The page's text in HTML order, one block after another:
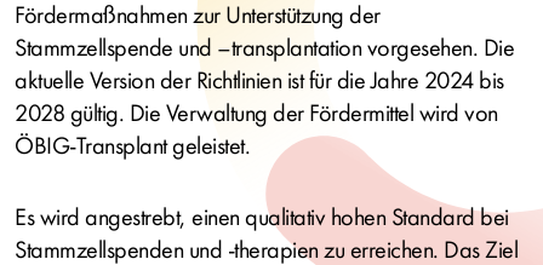
Fördermaßnahmen zur Unterstützung der
Stammzellspende und –transplantation vorgesehen. Die
aktuelle Version der Richtlinien ist für die Jahre 2024 bis
2028 gültig. Die Verwaltung der Fördermittel wird von
ÖBIG-Transplant geleistet.
Es wird angestrebt, einen qualitativ hohen Standard bei
Stammzellspenden und ‑therapien zu erreichen. Das Ziel